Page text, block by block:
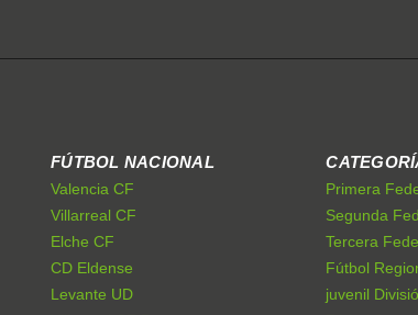
FÚTBOL NACIONAL
Valencia CF
Villarreal CF
Elche CF
CD Eldense
Levante UD
Primera
Segunda
Tercera
Fútbol
juvenil